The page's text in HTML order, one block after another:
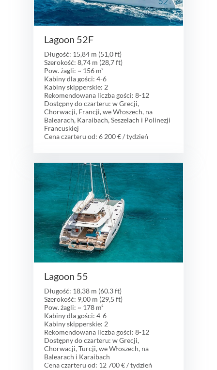
Lagoon 52F
Długość: 15,84 m (51,0 ft)
Szerokość: 8,74 m (28,7 ft)
Pow. żagli: ~ 156 m²
Kabiny dla gości: 4-6
Kabiny skipperskie: 2
Rekomendowana liczba gości: 8-12
Dostępny do czarteru: w Grecji,
Chorwacji, Francji, we Włoszech, na
Balearach, Karaibach, Seszelach i Polinezji
Francuskiej
Cena czarteru od: 6 200 € / tydzień
Lagoon 55
Długość: 18,38 m (60.3 ft)
Szerokość: 9,00 m (29,5 ft)
Pow. żagli: ~ 178 m²
Kabiny dla gości: 4-6
Kabiny skipperskie: 2
Rekomendowana liczba gości: 8-12
Dostępny do czarteru: w Grecji,
Chorwacji, Turcji, we Włoszech, na
Balearach i Karaibach
Cena czarteru od: 12 700 € / tydzień